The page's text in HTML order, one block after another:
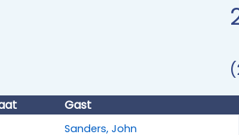
Gast
Sanders, John